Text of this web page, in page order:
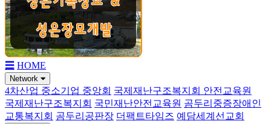
☰ HOME
Network
4차산업 중소기업 중앙회 국제재난구조복지회 안전교육원
국제재난구조복지회 국민재난안전교육원 곰두리중증장애인
교통복지회 곰두리공판장 더팩트타임즈 예담세계선교회